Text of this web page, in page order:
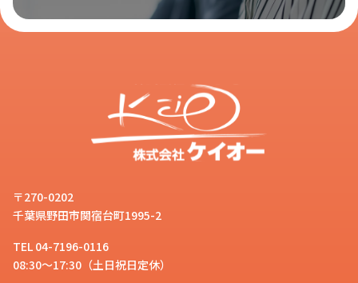
〒270-0202
千葉県野田市関宿台町1995-2
TEL 04-7196-0116
08:30～17:30（土日祝日定休）